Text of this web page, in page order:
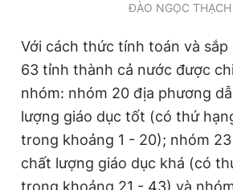
ĐÀO NGỌC THẠCH
Với cách thức tính toán và sắp
63 tỉnh thành cả nước được
nhóm: nhóm 20 địa phương
lượng giáo dục tốt (có thứ
trong khoảng 1 - 20); nhóm
chất lượng giáo dục khá (có
trong khoảng 21 - 43) và